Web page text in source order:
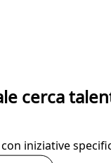
cerca
iniziative